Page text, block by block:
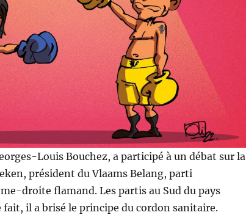
Louis Bouchez, a participé à un débat sur la
président du Vlaams Belang, parti
droite flamand. Les partis au Sud du pays
fait, il a brisé le principe du cordon sanitaire.